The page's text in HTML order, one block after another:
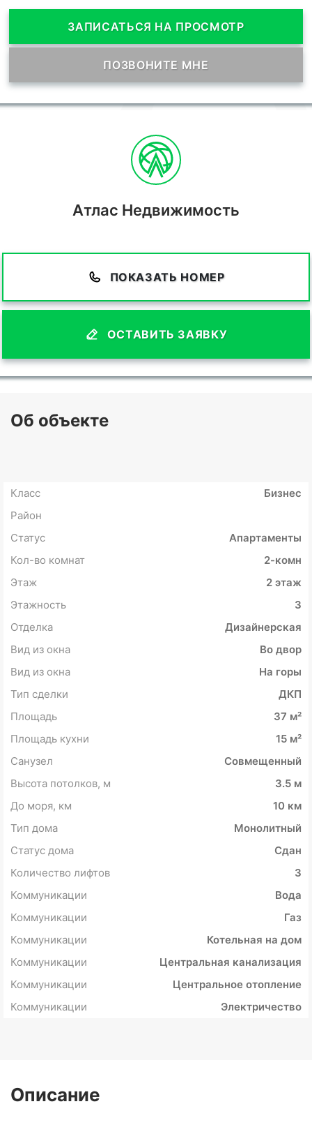
ЗАПИСАТЬСЯ НА ПРОСМОТР
ПОЗВОНИТЕ МНЕ
Атлас Недвижимость
ПОКАЗАТЬ НОМЕР
ОСТАВИТЬ ЗАЯВКУ
Об объекте
Класс
Бизнес
Район
Статус
Апартаменты
Кол-во комнат
2-комн
Этаж
2 этаж
Этажность
3
Отделка
Дизайнерская
Вид из окна
Во двор
Вид из окна
На горы
Тип сделки
ДКП
Площадь
37 м²
Площадь кухни
15 м²
Санузел
Совмещенный
Высота потолков, м
3.5 м
До моря, км
10 км
Тип дома
Монолитный
Статус дома
Сдан
Количество лифтов
3
Коммуникации
Вода
Коммуникации
Газ
Коммуникации
Котельная на дом
Коммуникации
Центральная канализация
Коммуникации
Центральное отопление
Коммуникации
Электричество
Описание